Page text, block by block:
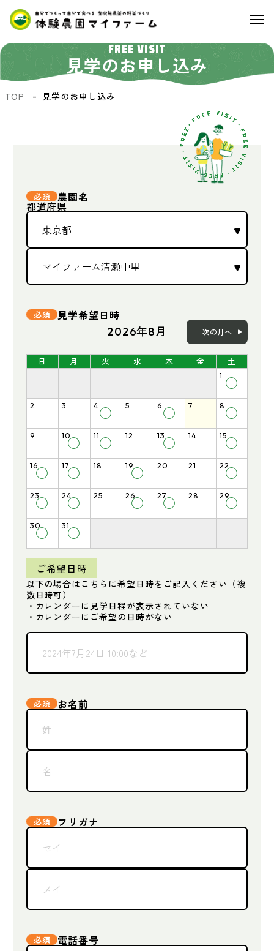
FREE VISIT
見学のお申し込み
TOP 見学のお申し込み
農園名
都道府県
見学希望日時
2026年8月 次の月へ
日 月 火 水 木 金 土
1
◯
2 3 4
◯
5 6
◯
7 8
◯
9 10
◯
11
◯
12 13
◯
14 15
◯
16
◯
17
◯
18 19
◯
20 21 22
◯
23
◯
24
◯
25 26
◯
27
◯
28 29
◯
30
◯
31
◯
ご希望日時
以下の場合はこちらに希望日時をご記入ください（複
数日時可）
・カレンダーに見学日程が表示されていない
・カレンダーにご希望の日時がない
お名前
フリガナ
電話番号